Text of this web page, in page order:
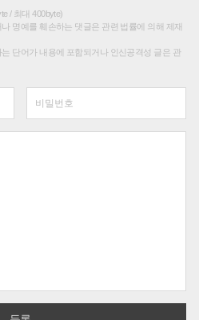
/ 최대 400byte)
명예를 훼손하는 댓글은 관련 법률에 의해 제재
단어가 내용에 포함되거나 인신공격성 글은 관